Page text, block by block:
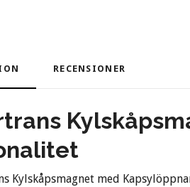
RECENSIONER
Kylskåpsmagnet med